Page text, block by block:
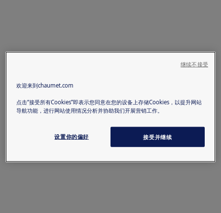
欢迎来到chaumet.com
点击“接受所有Cookies”即表示您同意在您的设备上存储Cookies，以提升网站
导航功能，进行网站使用情况分析并协助我们开展营销工作。
设置你的偏好 接受并继续
继续不接受